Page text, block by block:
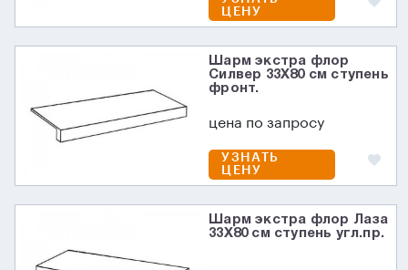
ЦЕНУ
Шарм экстра флор
Силвер 33X80 см ступень
фронт.
цена по запросу
УЗНАТЬ
ЦЕНУ
Шарм экстра флор Лаза
33X80 см ступень угл.пр.